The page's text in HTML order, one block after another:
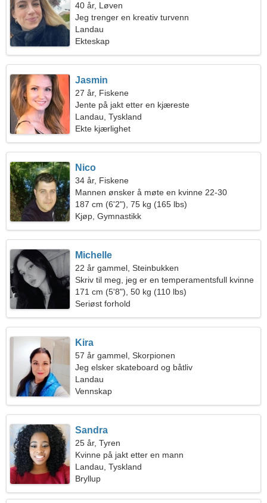
40 år, Løven
Jeg trenger en kreativ turvenn
Landau
Ekteskap
Jasmin
27 år, Fiskene
Jente på jakt etter en kjæreste
Landau, Tyskland
Ekte kjærlighet
Nico
34 år, Fiskene
Mannen ønsker å møte en kvinne 22-30
187 cm (6'2"), 75 kg (165 lbs)
Kjøp, Gymnastikk
Michelle
22 år gammel, Steinbukken
Skriv til meg, jeg er en temperamentsfull kvinne
171 cm (5'8"), 50 kg (110 lbs)
Seriøst forhold
Kira
57 år gammel, Skorpionen
Jeg elsker skateboard og båtliv
Landau
Vennskap
Sandra
25 år, Tyren
Kvinne på jakt etter en mann
Landau, Tyskland
Bryllup